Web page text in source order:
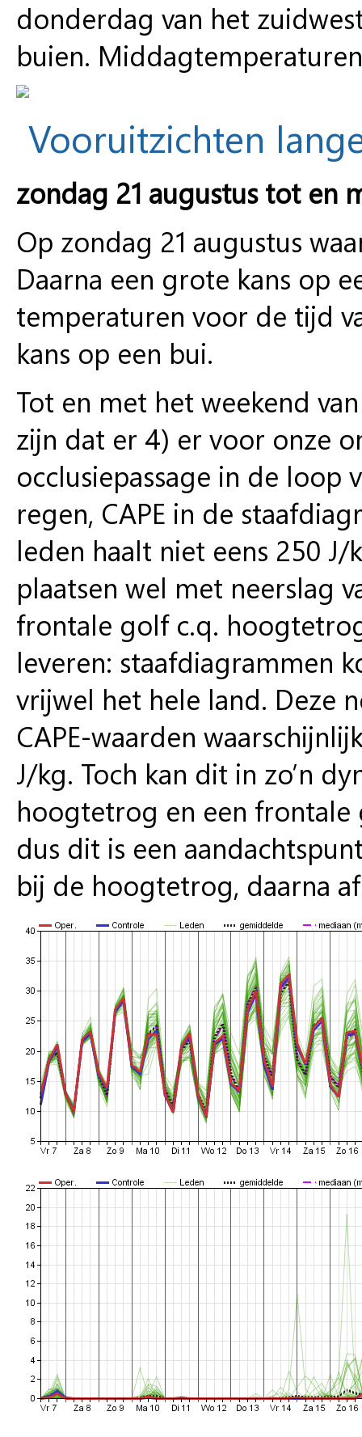
donderdag van het
buien.
Vooruitzichten
zondag 21 augustus tot en
Op zondag 21 augustus
Daarna een grote kans op
temperaturen voor de tijd
kans op een bui.
Tot en met het weekend
zijn dat er 4) er voor onze
occlusiepassage in de loop
regen, CAPE in de
leden haalt niet eens 250
plaatsen wel met neerslag
frontale golf c.q.
leveren: staafdiagrammen
vrijwel het hele land. Deze
CAPE-waarden
J/kg. Toch kan dit in zo’n
hoogtetrog en een frontale
dus dit is een
bij de hoogtetrog, daarna